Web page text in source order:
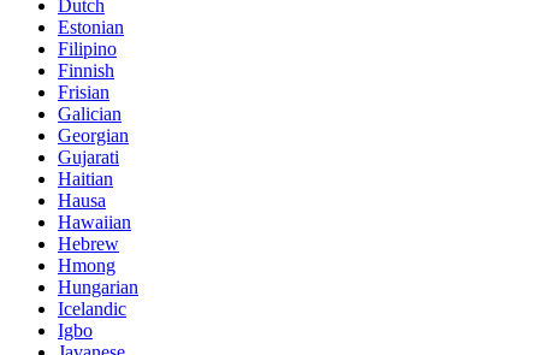
Dutch
Estonian
Filipino
Finnish
Frisian
Galician
Georgian
Gujarati
Haitian
Hausa
Hawaiian
Hebrew
Hmong
Hungarian
Icelandic
Igbo